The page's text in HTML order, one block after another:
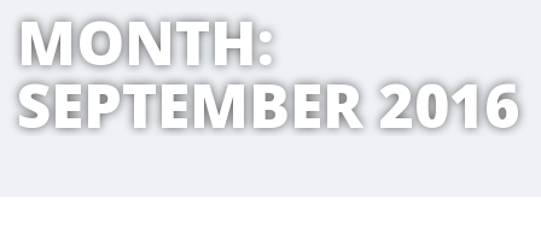
MONTH:
SEPTEMBER 2016